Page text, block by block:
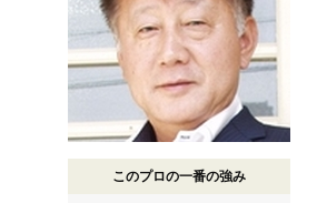
このプロの一番の強み